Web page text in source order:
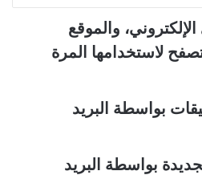
والموقع
لاستخدامها المرة
بواسطة البريد
بواسطة البريد